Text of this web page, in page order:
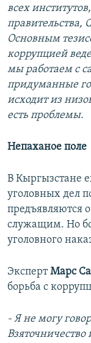
всех
правительства,
Основным
коррупцией
мы работаем с
придуманные
исходит из
есть проблемы.
Непаханое поле
В Кыргызстане
уголовных дел
предъявляются
служащим. Но
уголовного
ЭкспертМарс
борьба с
- Я не могу